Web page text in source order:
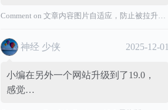
Comment on文章内容图片自适应，防止被拉升变形
神经 少侠 2025-12-01
小编在另外一个网站升级到了19.0，
感觉…